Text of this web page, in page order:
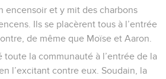
encensoir et y mit des charbons
Ils se placèrent tous à l’entrée
de même que Moïse et Aaron.
toute la communauté à l’entrée de la
l’excitant contre eux. Soudain, la